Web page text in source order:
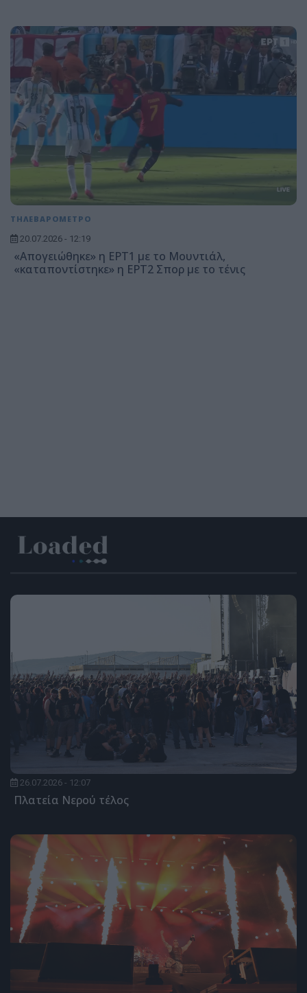
ΤΗΛΕΒΑΡΟΜΕΤΡΟ
20.07.2026 - 12:19
«Απογειώθηκε» η ΕΡΤ1 με το Μουντιάλ,
«καταποντίστηκε» η ΕΡΤ2 Σπορ με το τένις
26.07.2026 - 12:07
Πλατεία Νερού τέλος